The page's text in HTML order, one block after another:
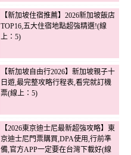
【新加坡住宿推薦】2026新加坡飯店
TOP16,五大住宿地點超強精選!(線
上：5)
【新加坡自由行2026】新加坡親子十
日遊,最完整攻略行程表,看完就訂機
票(線上：5)
【2026東京迪士尼最新超強攻略】東
京迪士尼門票購買,DPA使用,行前準
備,官方APP一定要在台灣下載好(線